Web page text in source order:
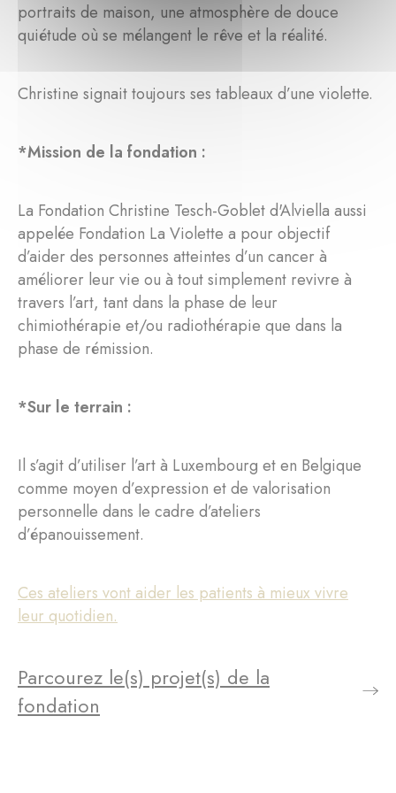
portraits de maison, une atmosphère de douce
quiétude où se mélangent le rêve et la réalité.
Christine signait toujours ses tableaux d’une violette.
*Mission de la fondation :
La Fondation Christine Tesch-Goblet d'Alviella aussi
appelée Fondation La Violette a pour objectif
d’aider des personnes atteintes d’un cancer à
améliorer leur vie ou à tout simplement revivre à
travers l’art, tant dans la phase de leur
chimiothérapie et/ou radiothérapie que dans la
phase de rémission.
*Sur le terrain :
Il s’agit d’utiliser l’art à Luxembourg et en Belgique
comme moyen d’expression et de valorisation
personnelle dans le cadre d’ateliers
d’épanouissement.
Ces ateliers vont aider les patients à mieux vivre
leur quotidien.
Parcourez le(s) projet(s) de la
fondation